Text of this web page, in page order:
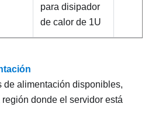
para disipador
de calor de 1U
de alimentación disponibles,
donde el servidor está